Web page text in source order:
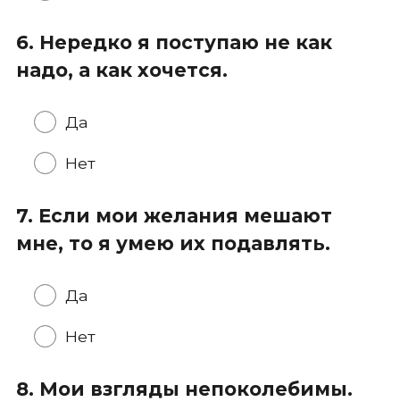
6. Нередко я поступаю не как
надо, а как хочется.
Да
Нет
7. Если мои желания мешают
мне, то я умею их подавлять.
Да
Нет
8. Мои взгляды непоколебимы.